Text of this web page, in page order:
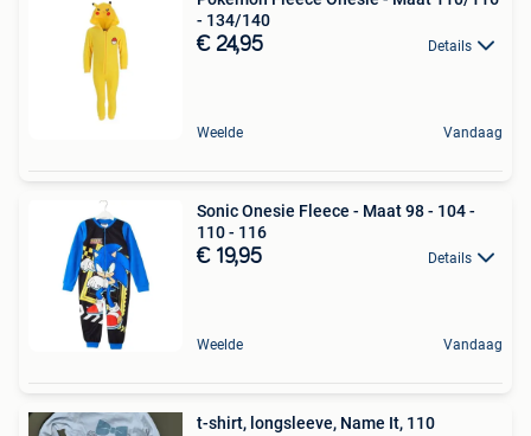
- 134/140
€ 24,95 Details
Weelde Vandaag
Sonic Onesie Fleece - Maat 98 - 104 -
110 - 116
€ 19,95 Details
Weelde Vandaag
t-shirt, longsleeve, Name It, 110